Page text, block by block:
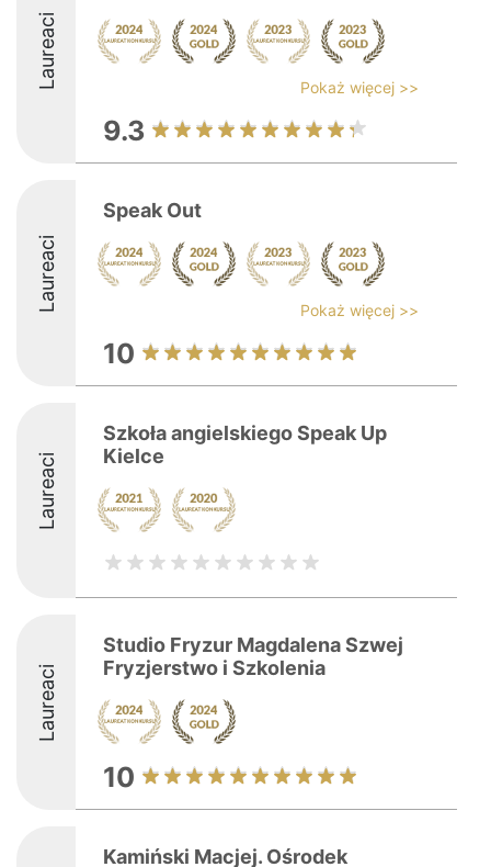
Laureaci Pokaż więcej >>
9.3
Laureaci
Speak Out
Pokaż więcej >>
10
Laureaci
Szkoła angielskiego Speak Up
Kielce
Laureaci
Studio Fryzur Magdalena Szwej
Fryzjerstwo i Szkolenia
10
Kamiński Macjej. Ośrodek